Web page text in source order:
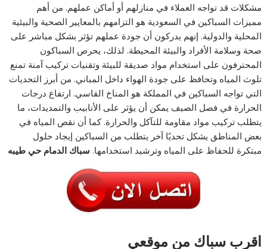
مشكلات قد تواجه العملاء في منازلهم أو أماكن عملهم. من أهم
مميزات السباكين في السعودية هو التزامهم بالمعايير الصحية والبيئية
المحلية والدولية. إنهم يدركون أن جودة عملهم تؤثر بشكل مباشر على
صحة وسلامة الأفراد والبيئة المحيطة. لذلك، يحرص السباكون
المحترفون على استخدام مواد صديقة للبيئة وتقنيات تركيب آمنة تمنع
تلوث المياه وتحافظ على جودة الهواء داخل المباني. من أبرز التحديات
التي تواجه السباكين في المملكة هو المناخ القاسي. ارتفاع درجات
الحرارة في فصل الصيف يمكن أن يؤثر على الأنابيب والتمديدات، ما
يتطلب تركيب مواد مقاومة للتآكل والحرارة. كما أن نقص المياه في
بعض المناطق يشكل تحديًا آخر يتطلب من السباكين إيجاد حلول
مبتكرة للحفاظ على المياه وترشيد استخدامها. سباك الدمام حي طيبه
اقرب سباك من موقعي